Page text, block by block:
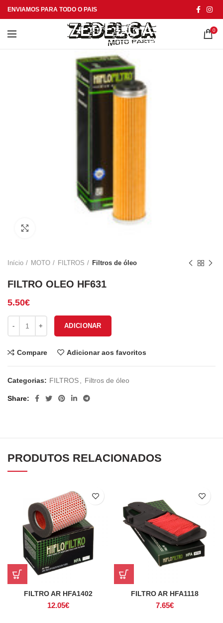
ENVIAMOS PARA TODO O PAIS
0
Início MOTO FILTROS Filtros de óleo
FILTRO OLEO HF631
5.50€
ADICIONAR
Compare Adicionar aos favoritos
Categorias: FILTROS Filtros de óleo
Share
PRODUTOS RELACIONADOS
FILTRO AR HFA1402
12.05€
FILTRO AR HFA1118
7.65€